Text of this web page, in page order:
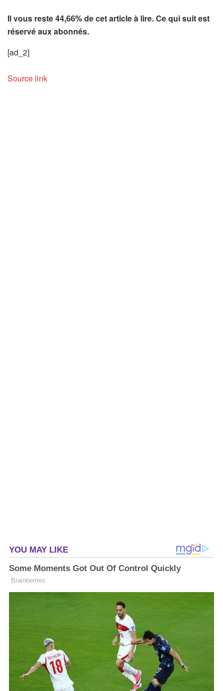
Il vous reste 44,66% de cet article à lire. Ce qui suit est
réservé aux abonnés.
[ad_2]
Source link